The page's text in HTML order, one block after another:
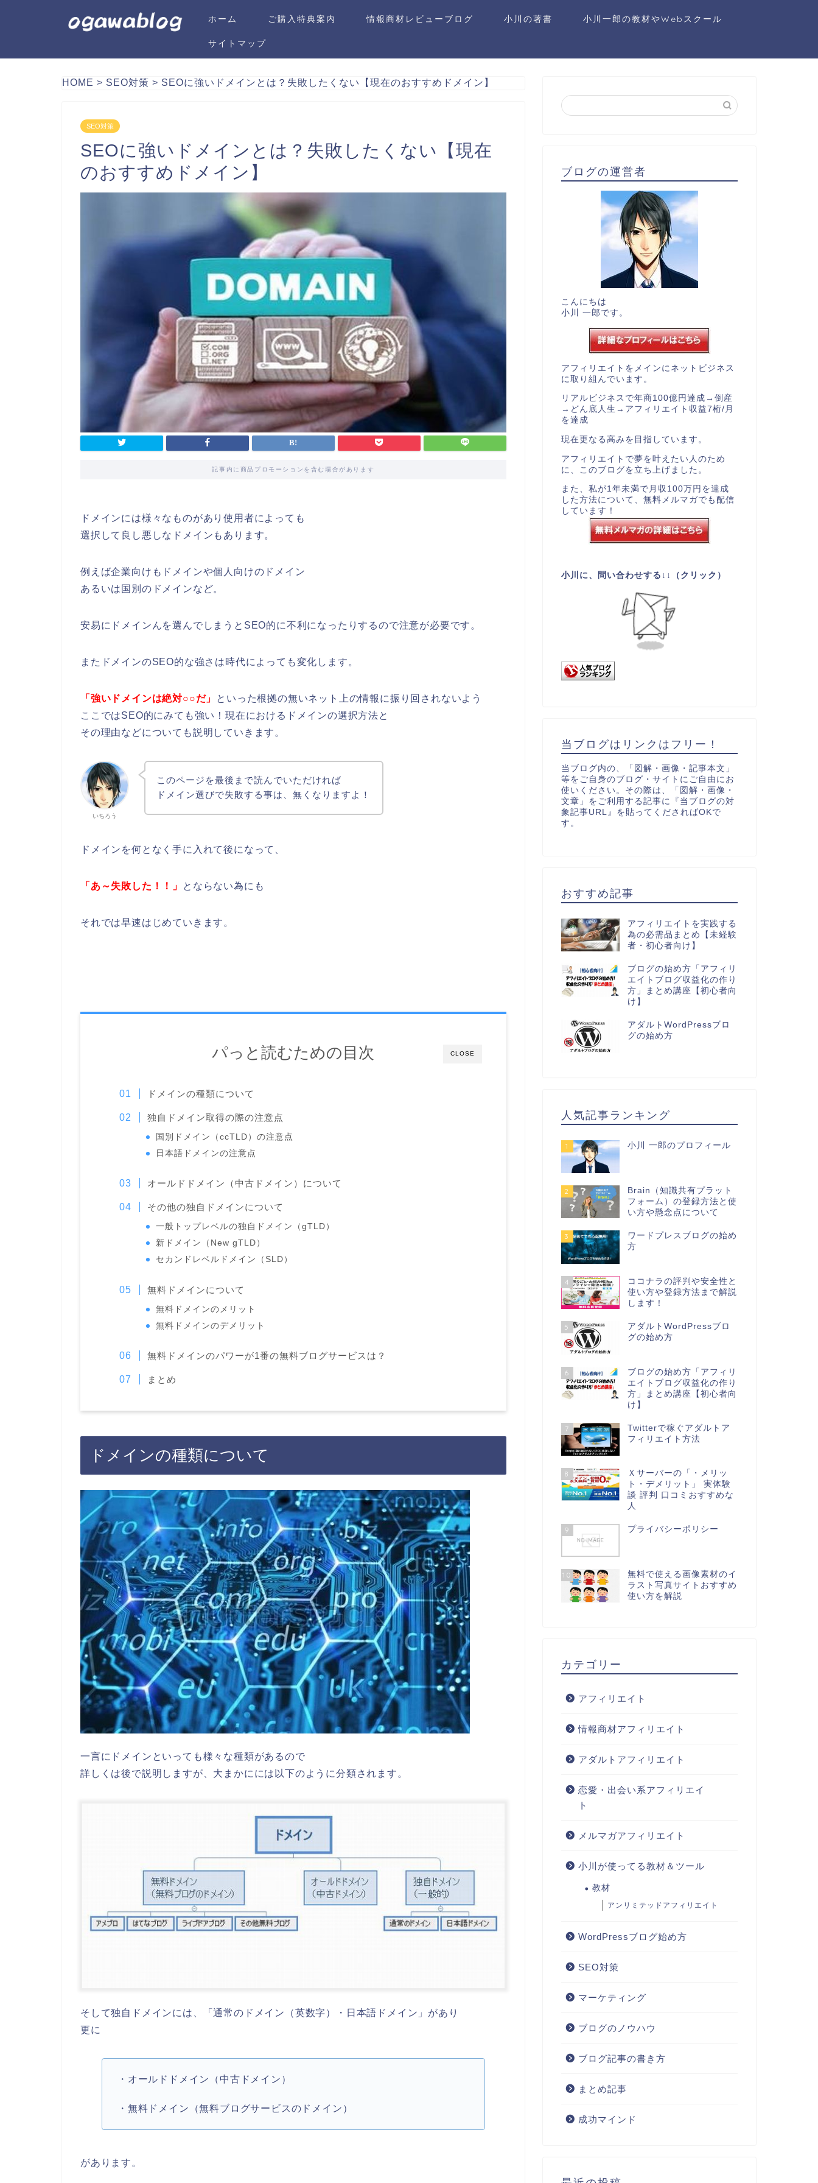
ホーム ご購入特典案内 情報商材レビューブログ 小川の著書 小川一郎の教材やWebスクール
サイトマップ
HOME > SEO対策 > SEOに強いドメインとは？失敗したくない【現在のおすすめドメイン】
SEO対策
SEOに強いドメインとは？失敗したくない【現在
のおすすめドメイン】
記事内に商品プロモーションを含む場合があります
ドメインには様々なものがあり使用者によっても
選択して良し悪しなドメインもあります。
例えば企業向けもドメインや個人向けのドメイン
あるいは国別のドメインなど。
安易にドメインんを選んでしまうとSEO的に不利になったりするので注意が必要です。
またドメインのSEO的な強さは時代によっても変化します。
「強いドメインは絶対○○だ」
といった根拠の無いネット上の情報に振り回されないよう
ここではSEO的にみても強い！現在におけるドメインの選択方法と
その理由などについても説明していきます。
いちろう
このページを最後まで読んでいただければ
ドメイン選びで失敗する事は、無くなりますよ！
ドメインを何となく手に入れて後になって、
「あ～失敗した！！」 とならない為にも
それでは早速はじめていきます。
CLOSE
パっと読むための目次
ドメインの種類について
独自ドメイン取得の際の注意点
国別ドメイン（ccTLD）の注意点
日本語ドメインの注意点
オールドドメイン（中古ドメイン）について
その他の独自ドメインについて
一般トップレベルの独自ドメイン（gTLD）
新ドメイン（New gTLD）
セカンドレベルドメイン（SLD）
無料ドメインについて
無料ドメインのメリット
無料ドメインのデメリット
無料ドメインのパワーが1番の無料ブログサービスは？
まとめ
ドメインの種類について
一言にドメインといっても様々な種類があるので
詳しくは後で説明しますが、大まかにには以下のように分類されます。
そして独自ドメインには、「通常のドメイン（英数字）・日本語ドメイン」があり
更に
・オールドドメイン（中古ドメイン）
・無料ドメイン（無料ブログサービスのドメイン）
があります。
ブログの運営者
こんにちは
小川 一郎です。
アフィリエイトをメインにネットビジネス
に取り組んでいます。
リアルビジネスで年商100億円達成→倒産
→どん底人生→アフィリエイト収益7桁/月
を達成
現在更なる高みを目指しています。
アフィリエイトで夢を叶えたい人のため
に、このブログを立ち上げました。
また、私が1年未満で月収100万円を達成
した方法について、 無料メルマガでも配信
しています！
小川に、問い合わせする↓↓（クリック）
当ブログはリンクはフリー！
当ブログ内の、「図解・画像・記事本文」
等をご自身のブログ・サイトにご自由にお
使いください。その際は、「図解・画像・
文章」をご利用する記事に『当ブログの対
象記事URL』を貼ってくださればOKで
す。
おすすめ記事
アフィリエイトを実践する
為の必需品まとめ【未経験
者・初心者向け】
ブログの始め方「アフィリ
エイトブログ収益化の作り
方」まとめ講座【初心者向
け】
アダルトWordPressブロ
グの始め方
人気記事ランキング
1 小川 一郎のプロフィール
2
Brain（知識共有プラット
フォーム）の登録方法と使
い方や懸念点について
3
ワードプレスブログの始め
方
4
ココナラの評判や安全性と
使い方や登録方法まで解説
します！
5
アダルトWordPressブロ
グの始め方
6
ブログの始め方「アフィリ
エイトブログ収益化の作り
方」まとめ講座【初心者向
け】
7
Twitterで稼ぐアダルトア
フィリエイト方法
8
Ｘサーバーの「・メリッ
ト・デメリット」 実体験
談 評判 口コミおすすめな
人
9 プライバシーポリシー
10
無料で使える画像素材のイ
ラスト写真サイトおすすめ
使い方を解説
カテゴリー
アフィリエイト
情報商材アフィリエイト
アダルトアフィリエイト
恋愛・出会い系アフィリエイ
ト
メルマガアフィリエイト
小川が使ってる教材＆ツール
教材
アンリミテッドアフィリエイト
WordPressブログ始め方
SEO対策
マーケティング
ブログのノウハウ
ブログ記事の書き方
まとめ記事
成功マインド